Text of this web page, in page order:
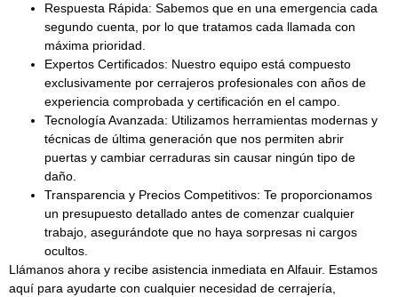
Respuesta Rápida: Sabemos que en una emergencia cada
segundo cuenta, por lo que tratamos cada llamada con
máxima prioridad.
Expertos Certificados: Nuestro equipo está compuesto
exclusivamente por cerrajeros profesionales con años de
experiencia comprobada y certificación en el campo.
Tecnología Avanzada: Utilizamos herramientas modernas y
técnicas de última generación que nos permiten abrir
puertas y cambiar cerraduras sin causar ningún tipo de
daño.
Transparencia y Precios Competitivos: Te proporcionamos
un presupuesto detallado antes de comenzar cualquier
trabajo, asegurándote que no haya sorpresas ni cargos
ocultos.
Llámanos ahora y recibe asistencia inmediata en Alfauir. Estamos
aquí para ayudarte con cualquier necesidad de cerrajería,